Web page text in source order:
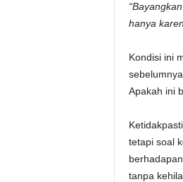
hanya
Kondisi ini
Apakah ini
tetapi soal
tanpa